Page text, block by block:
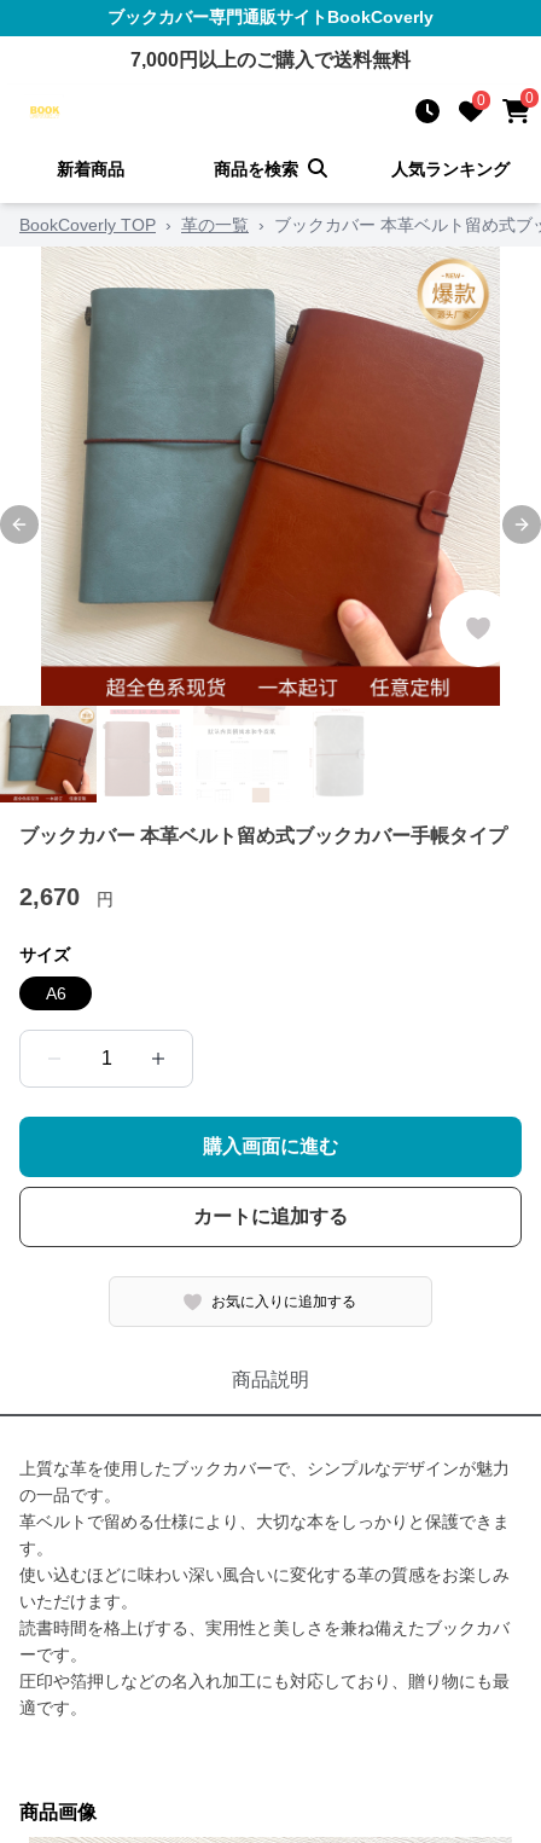
ブックカバー専門通販サイトBookCoverly
7,000円以上のご購入で送料無料
0 0
新着商品 商品を検索 人気ランキング
BookCoverly TOP › 革の一覧 › ブックカバー 本革ベルト留め式ブ
Previous slide
ブックカバー 本革ベルト留め式ブックカバー手帳タイプ
2,670 円
サイズ
A6
1
購入画面に進む
カートに追加する
お気に入りに追加する
商品説明
上質な革を使用したブックカバーで、シンプルなデザインが魅力
の一品です。
革ベルトで留める仕様により、大切な本をしっかりと保護できま
す。
使い込むほどに味わい深い風合いに変化する革の質感をお楽しみ
いただけます。
読書時間を格上げする、実用性と美しさを兼ね備えたブックカバ
ーです。
圧印や箔押しなどの名入れ加工にも対応しており、贈り物にも最
適です。
商品画像